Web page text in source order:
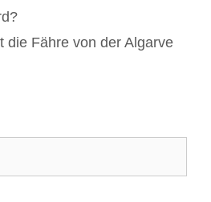
die Fähre von der Algarve